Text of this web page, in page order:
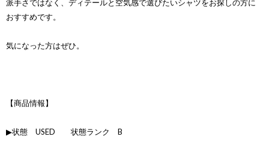
派手さではなく、ディテールと空気感で選びたいシャツをお探しの方に
おすすめです。
気になった方はぜひ。
【商品情報】
▶状態 USED 状態ランク B